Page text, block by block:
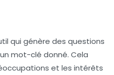
qui génère des questions
mot-clé donné. Cela
et les intérêts